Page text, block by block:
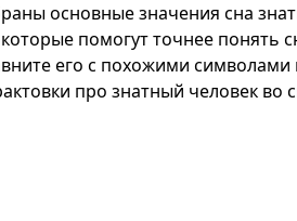
основные значения сна
помогут точнее понять
его с похожими символами
про знатный человек во